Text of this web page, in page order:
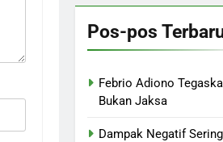
Pos-pos
Febrio Adiono
Bukan Jaksa
Dampak Negatif